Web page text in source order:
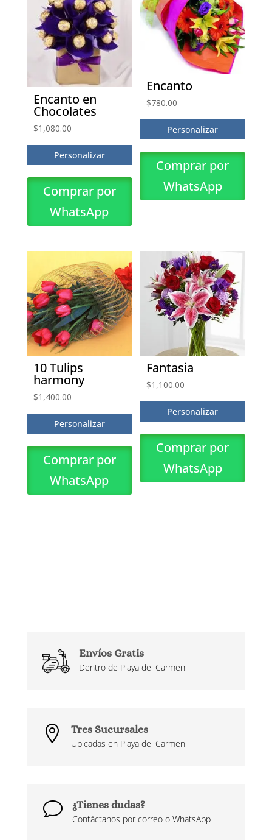
Encanto en
Chocolates
$1,080.00
Personalizar
Comprar por
WhatsApp
Encanto
$780.00
Personalizar
Comprar por
WhatsApp
10 Tulips
harmony
$1,400.00
Personalizar
Comprar por
WhatsApp
Fantasia
$1,100.00
Personalizar
Comprar por
WhatsApp
Envíos Gratis
Dentro de Playa del Carmen
 Tres Sucursales
Ubicadas en Playa del Carmen
v ¿Tienes dudas?
Contáctanos por correo o WhatsApp